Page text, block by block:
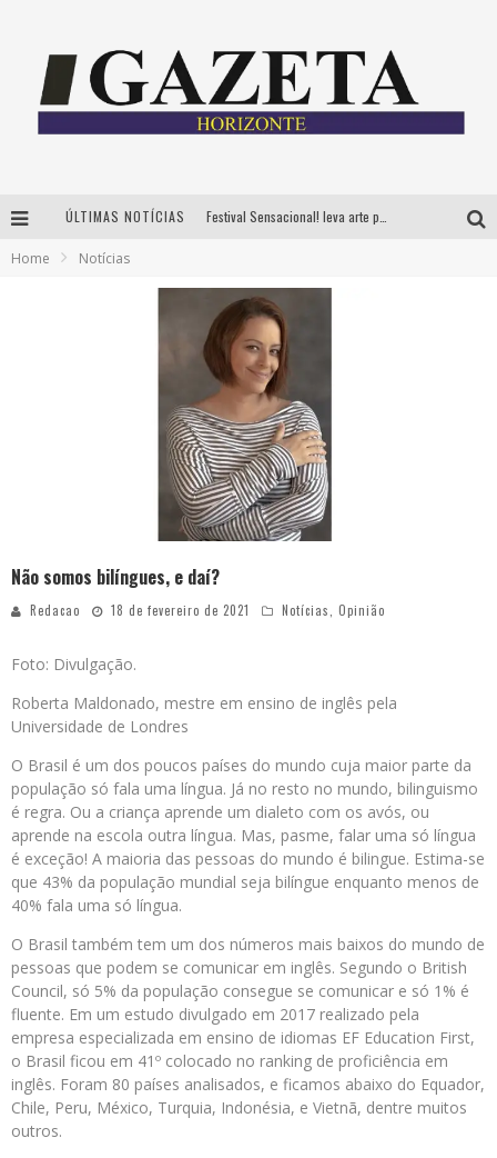
ÚLTIMAS NOTÍCIAS
Home Notícias
Não somos bilíngues, e daí?
Redacao 18 de fevereiro de 2021 Notícias, Opinião
Foto: Divulgação.
Roberta Maldonado, mestre em ensino de inglês pela
Universidade de Londres
O Brasil é um dos poucos países do mundo cuja maior parte da
população só fala uma língua. Já no resto no mundo, bilinguismo
é regra. Ou a criança aprende um dialeto com os avós, ou
aprende na escola outra língua. Mas, pasme, falar uma só língua
é exceção! A maioria das pessoas do mundo é bilingue. Estima-se
que 43% da população mundial seja bilíngue enquanto menos de
40% fala uma só língua.
O Brasil também tem um dos números mais baixos do mundo de
pessoas que podem se comunicar em inglês. Segundo o British
Council, só 5% da população consegue se comunicar e só 1% é
fluente. Em um estudo divulgado em 2017 realizado pela
empresa especializada em ensino de idiomas EF Education First,
o Brasil ficou em 41º colocado no ranking de proficiência em
inglês. Foram 80 países analisados, e ficamos abaixo do Equador,
Chile, Peru, México, Turquia, Indonésia, e Vietnã, dentre muitos
outros.